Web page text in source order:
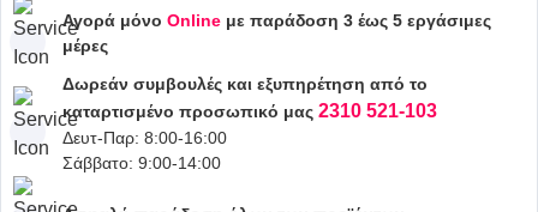
Αγορά μόνο Online με παράδοση 3 έως 5 εργάσιμες
μέρες
Δωρεάν συμβουλές και εξυπηρέτηση από το
καταρτισμένο προσωπικό μας 2310 521-103
Δευτ-Παρ: 8:00-16:00
Σάββατο: 9:00-14:00